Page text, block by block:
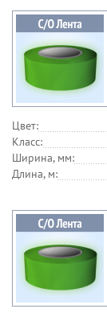
Цвет:
Класс:
Ширина, мм:
Длина, м: